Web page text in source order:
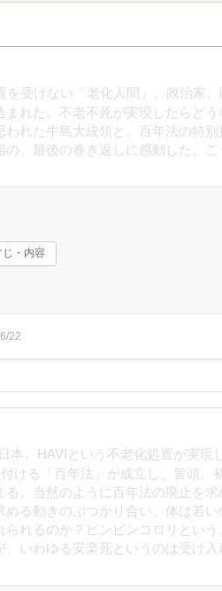
受けない「老化人間」、政治家、
まれた。不老不死が実現したらど
れた牛島大統領と、百年法の特別
、最後の巻き返しに感動した。こ
・内容
22
本。HAVIという不老化処置が実現
ける「百年法」が成立し、冒頭、
。当然のように百年法の廃止を求
る動きのぶつかり合い。体は若い
れるのか？ピンピンコロリという
いわゆる安楽死というのは受け入